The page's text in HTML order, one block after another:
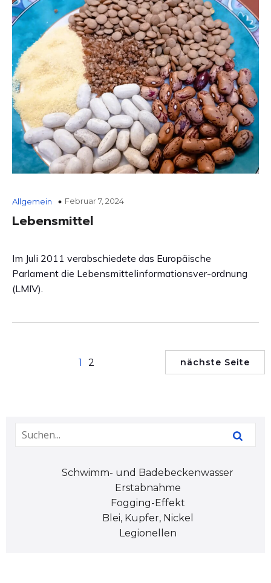
Allgemein Februar 7, 2024
Lebensmittel
Im Juli 2011 verabschiedete das Europäische
Parlament die Lebensmittelinformationsver-ordnung
(LMIV).
1 2 nächste Seite
Schwimm- und Badebeckenwasser
Erstabnahme
Fogging-Effekt
Blei, Kupfer, Nickel
Legionellen